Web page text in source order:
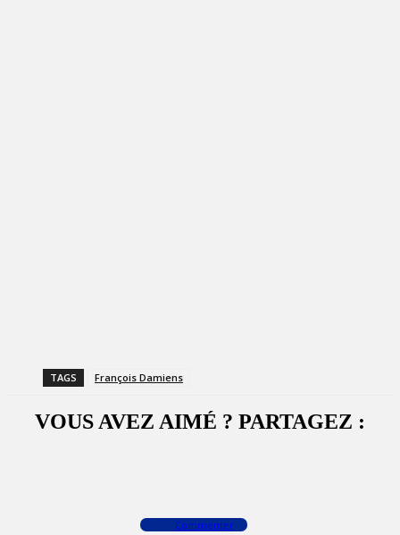
TAGS François Damiens
VOUS AVEZ AIMÉ ? PARTAGEZ :
Commenter